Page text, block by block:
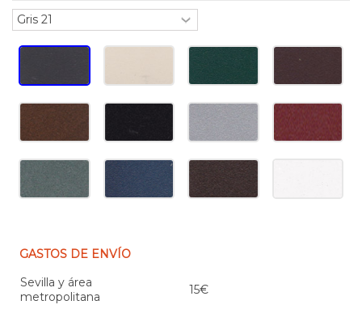
GASTOS DE ENVÍO
Sevilla y área
metropolitana
15€